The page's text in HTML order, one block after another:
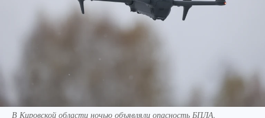
В Кировской области ночью объявляли опасность БПЛА.